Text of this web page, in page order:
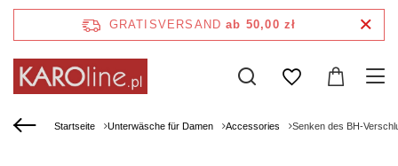
GRATISVERSAND ab 50,00 zł
Startseite Unterwäsche für Damen Accessories Senken des BH-